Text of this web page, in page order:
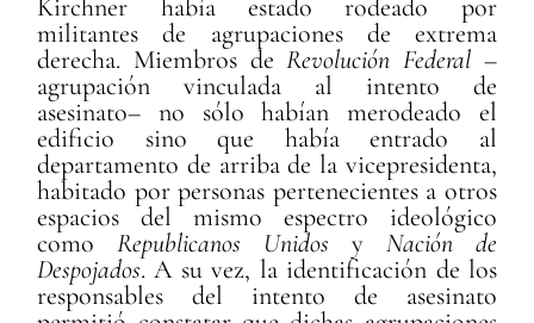
Kirchner había estado rodeado por
militantes de agrupaciones de extrema
derecha. Miembros deRevolución Federal –
agrupación vinculada al intento de
asesinato– no sólo habían merodeado el
edificio sino que había entrado al
departamento de arriba de la vicepresidenta,
habitado por personas pertenecientes a otros
espacios del mismo espectro ideológico
comoRepublicanos Unidos y Nación de
Despojados. A su vez, la identificación de los
responsables del intento de asesinato